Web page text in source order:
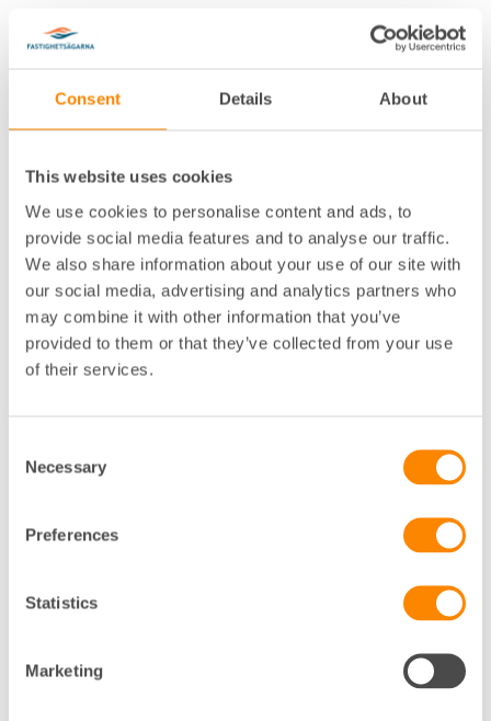
Consent Details About
This website uses cookies
We use cookies to personalise content and ads, to
provide social media features and to analyse our traffic.
We also share information about your use of our site with
our social media, advertising and analytics partners who
may combine it with other information that you’ve
provided to them or that they’ve collected from your use
of their services.
Selection
Necessary
Preferences
Statistics
Marketing
5
Planera uppföljning
Utse ansvariga och tidsintervall för
uppdatera planen minst en gång per år.
Förmåner för dig som medlem